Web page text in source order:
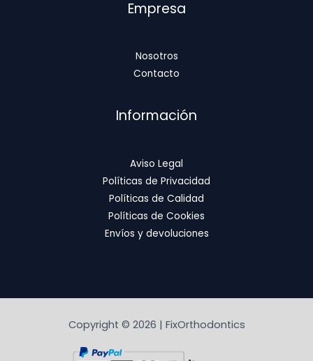
Empresa
Nosotros
Contacto
Información
Aviso Legal
Políticas de Privacidad
Políticas de Calidad
Políticas de Cookies
Envíos y devoluciones
Copyright © 2026 | FixOrthodontics